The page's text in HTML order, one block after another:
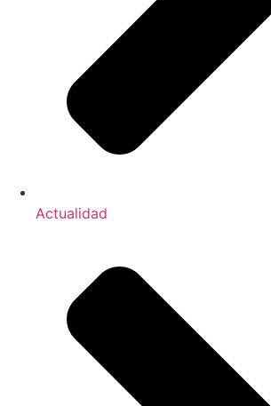
Actualidad